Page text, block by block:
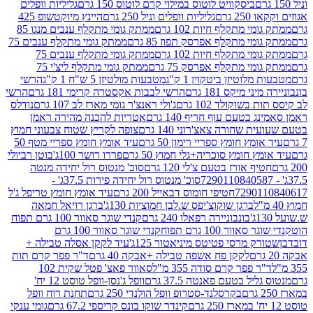
ביסקוויט לוטוס במילוי קרם לוטוס 150 גרם
גליליות וופלים
גרם
גליליות וופלים וניל 250 גרם
היינץ מיוקטשופ 425
מתקלף חיות 102 גרם
ממתק גומי מתקלף ענבים מנגו 85
מתקלף אפרסק תפוז 85 גרם
ממתק גומי מתקלף ענבים 75
מתקלף חיות 102 גרם
ממתק גומי מתקלף ענבים 75
מתקלף אפרסק 75 גרם
ממתק גומי מתקלף ליצ'י 75
ביטקוין 1 ק"ג
מטבעות מולטיזן 5 ש"ח 1 ק"ג
הרשי
מיקס 181 גרם
הרשי לבבות אקסטרה קרימי 181 גרם
הרשי
102 גרם
ג'ולי ראנצ'ר גומי מארז לב 107 גרם
נודלס
עוף חריף 140 גרם
אטריות להכנה מהירה ראמן
שחורה צאצ'רוני 140 גרם
צופה לקריץ שטוח צבעוני חמוץ
חומץ ספריי רימון 50 גרם
עיד אומץ חומץ ספריי מטף 50
חומץ סוכריה+גלי חמוץ 50 גרם
פררו רושר 100ג'
בוטן רביולי
אורז בטעם צ'לי 120 גרם
סוכ' מנטוס רול יחידה מנטה
סוכ' מנטוס רול יחידה פירות 37.5ג' -
חטיפי חומוס דבאייל 200 גרם
עיד אומץ חומץ טריפל ג'ל
ברגן שוקוצ'יפס ש.לבן חמוציות 130ג'
ברגן רויאל חמאה
בונבוניירה רפאלו 240 גרם
קנדי שוגר סאוור 100 גרם תפוח
100 גרם תפוח
קנדי שוגר סאוור 100 גרם
מרסי פטיטס מיניאטור 125ג'
עיד לקקן אסלה טבילה +
לקקן פח אשפה טבילה +אבקה 40 גרם
ד"ר פפר קרם תות
פפר קרם סודה 355 מ"ל
סאוור פאצ' פטל שקית 102
בטעם פאנטה 37.5 גרם
וופל ג'נסן-וופל טוסט 12 יח'
בקרסלנד-סטרופ וופל הולנדי 250 גרם
תחנת רוח וופל
קינדר שוקו בונס קריספי 67.2 גרם
גומי ענקי